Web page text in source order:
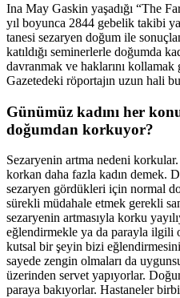
Ina May Gaskin yaşadığı “The
yıl boyunca 2844 gebelik takibi
tanesi sezaryen doğum ile
katıldığı seminerlerle doğumda
davranmak ve haklarını kollamak
Gazetedeki röportajın uzun hali
Günümüz kadını her
doğumdan korkuyor?
Sezaryenin artma nedeni
korkan daha fazla kadın demek.
sezaryen gördükleri için normal
sürekli müdahale etmek gerekli
sezaryenin artmasıyla korku
eğlendirmekle ya da parayla ilgili
kutsal bir şeyin bizi eğlendirmesini
sayede zengin olmaları da
üzerinden servet yapıyorlar.
paraya bakıyorlar. Hastaneler